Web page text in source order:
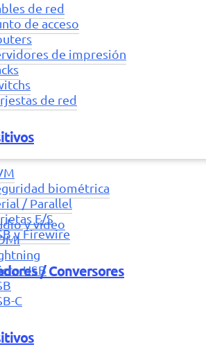
de red
de acceso
de impresión
de red
biométrica
/ Parallel
E/S
y Firewire
/ Conversores
y vídeo
USB
C